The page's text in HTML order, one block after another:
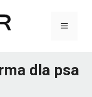
Menu
dla psa